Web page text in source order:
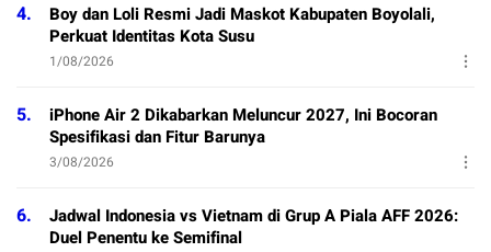
4.
Boy dan Loli Resmi Jadi Maskot Kabupaten Boyolali,
Perkuat Identitas Kota Susu
1/08/2026
5.
iPhone Air 2 Dikabarkan Meluncur 2027, Ini Bocoran
Spesifikasi dan Fitur Barunya
3/08/2026
6.
Jadwal Indonesia vs Vietnam di Grup A Piala AFF 2026:
Duel Penentu ke Semifinal